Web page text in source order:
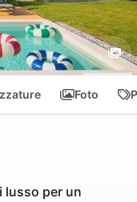
Foto
lusso per un